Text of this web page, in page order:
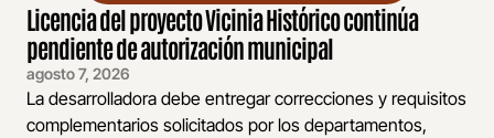
Licencia del proyecto Vicinia Histórico continúa
pendiente de autorización municipal
agosto 7, 2026
La desarrolladora debe entregar correcciones y requisitos
complementarios solicitados por los departamentos,